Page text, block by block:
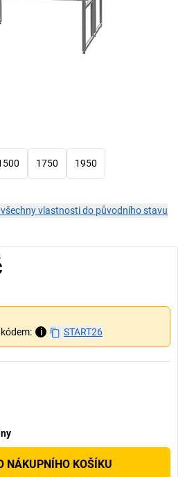
1750 1950
vlastnosti do původního stavu
i START26
NÁKUPNÍHO KOŠÍKU